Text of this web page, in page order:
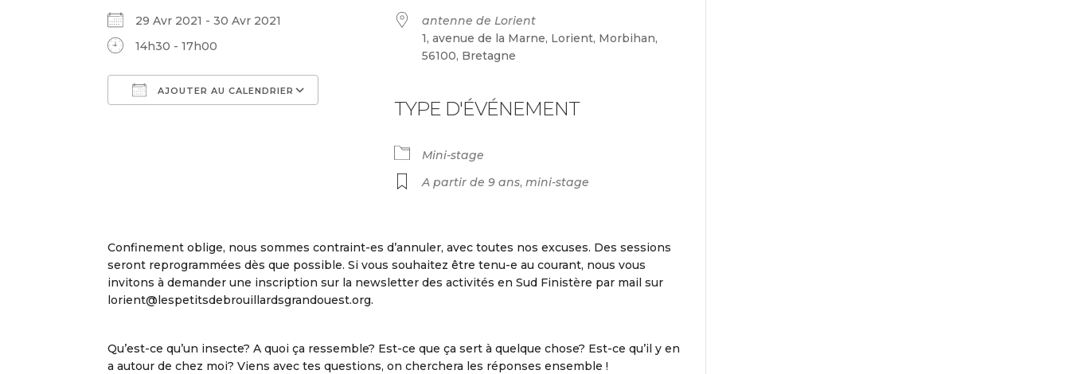
29 Avr 2021 - 30 Avr 2021
14h30 - 17h00
AJOUTER AU CALENDRIER
Calendrier Google iCalendar
antenne de Lorient
1, avenue de la Marne, Lorient, Morbihan,
56100, Bretagne
TYPE D'ÉVÉNEMENT
Mini-stage
A partir de 9 ans, mini-stage
Confinement oblige, nous sommes contraint-es d’annuler, avec toutes nos excuses. Des sessions
seront reprogrammées dès que possible. Si vous souhaitez être tenu-e au courant, nous vous
invitons à demander une inscription sur la newsletter des activités en Sud Finistère par mail sur
lorient@lespetitsdebrouillardsgrandouest.org.
Qu’est-ce qu’un insecte? A quoi ça ressemble? Est-ce que ça sert à quelque chose? Est-ce qu’il y en
a autour de chez moi? Viens avec tes questions, on cherchera les réponses ensemble !